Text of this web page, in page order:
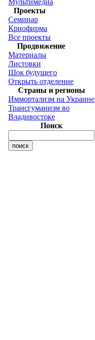
Мультимедиа
Проекты
Семинар
Криофирма
Все проекты
Продвижение
Материалы
Листовки
Шок будущего
Открыть отделение
Страны и регионы
Иммортализм на Украине
Трансгуманизм во
Владивостоке
Поиск